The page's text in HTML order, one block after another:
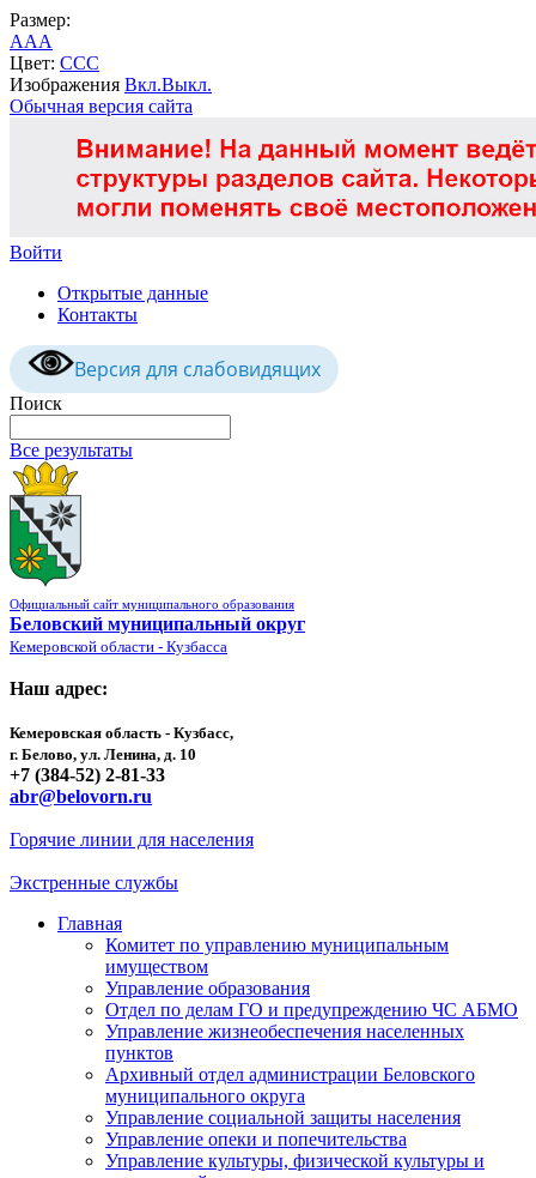
Размер:
AAA
Цвет: CCC
Изображения Вкл.Выкл.
Обычная версия сайта
Войти
Открытые данные
Контакты
Версия для слабовидящих
Поиск
Все результаты
Официальный сайт муниципального образования
Беловский муниципальный округ
Кемеровской области - Кузбасса
Наш адрес:
Кемеровская область - Кузбасс,
г. Белово, ул. Ленина, д. 10
+7 (384-52) 2-81-33
abr@belovorn.ru
Горячие линии для населения
Экстренные службы
Главная
Комитет по управлению муниципальным
имуществом
Управление образования
Отдел по делам ГО и предупреждению ЧС АБМО
Управление жизнеобеспечения населенных
пунктов
Архивный отдел администрации Беловского
муниципального округа
Управление социальной защиты населения
Управление опеки и попечительства
Управление культуры, физической культуры и